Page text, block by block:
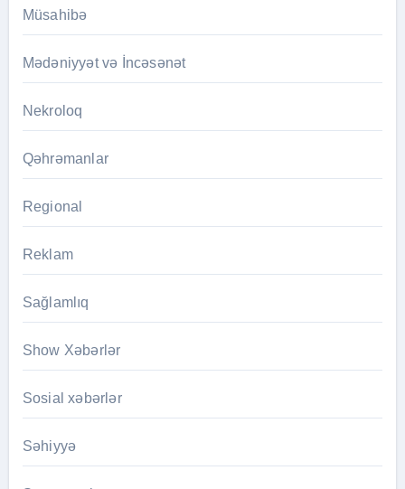
Müsahibə
Mədəniyyət və İncəsənət
Nekroloq
Qəhrəmanlar
Regional
Reklam
Sağlamlıq
Show Xəbərlər
Sosial xəbərlər
Səhiyyə